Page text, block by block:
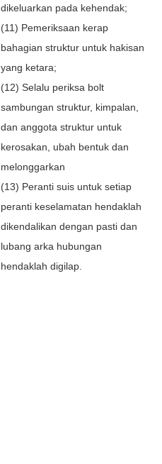
dikeluarkan pada kehendak;
(11) Pemeriksaan kerap
bahagian struktur untuk hakisan
yang ketara;
(12) Selalu periksa bolt
sambungan struktur, kimpalan,
dan anggota struktur untuk
kerosakan, ubah bentuk dan
melonggarkan
(13) Peranti suis untuk setiap
peranti keselamatan hendaklah
dikendalikan dengan pasti dan
lubang arka hubungan
hendaklah digilap.